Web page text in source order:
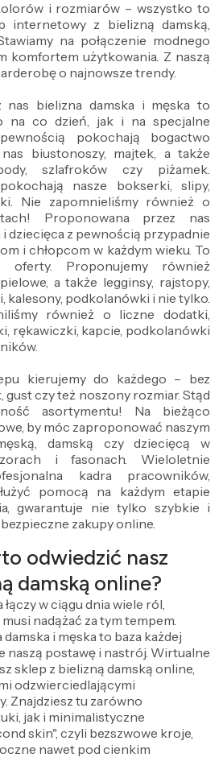
i rozmiarów – wszystko to
internetowy z bielizną damską,
na połączenie modnego
komfortem użytkowania. Z naszą
o najnowsze trendy.
nas bielizna damska i męska to
na co dzień, jak i na specjalne
pokochają bogactwo
biustonoszy, majtek, a także
szlafroków czy piżamek.
nasze bokserki, slipy,
Nie zapomnieliśmy również o
Proponowana przez nas
i dziecięca z pewnością przypadnie
i chłopcom w każdym wieku. To
Proponujemy również
a także legginsy, rajstopy,
kalesony, podkolanówki i nie tylko.
również o liczne dodatki,
rękawiczki, kapcie, podkolanówki
kierujemy do każdego – bez
gust czy też noszony rozmiar. Stąd
asortymentu! Na bieżąco
by móc zaproponować naszym
damską czy dziecięcą w
i fasonach. Wieloletnie
kadra pracowników,
pomocą na każdym etapie
gwarantuje nie tylko szybkie i
zakupy online.
odwiedzić nasz
damską online?
w ciągu dnia wiele ról,
nadążać za tym tempem.
i męska to baza każdej
naszą postawę i nastrój. Wirtualne
sklep z bielizną damską online,
odzwierciedlającymi
Znajdziesz tu zarówno
jak i minimalistyczne
skin", czyli bezszwowe kroje,
nawet pod cienkim